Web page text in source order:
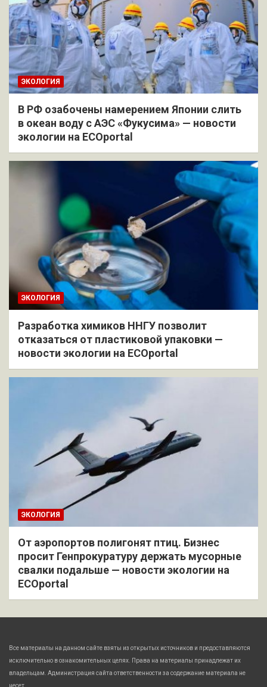
ЭКОЛОГИЯ
В РФ озабочены намерением Японии слить
в океан воду с АЭС «Фукусима» — новости
экологии на ECOportal
ЭКОЛОГИЯ
Разработка химиков ННГУ позволит
отказаться от пластиковой упаковки —
новости экологии на ECOportal
ЭКОЛОГИЯ
От аэропортов полигонят птиц. Бизнес
просит Генпрокуратуру держать мусорные
свалки подальше — новости экологии на
ECOportal
Все материалы на данном сайте взяты из открытых источников и предоставляются
исключительно в ознакомительных целях. Права на материалы принадлежат их
владельцам. Администрация сайта ответственности за содержание материала не
несет.